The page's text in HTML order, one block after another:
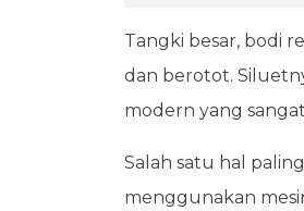
Tangki besar, bodi
dan berotot.
modern yang
Salah satu hal
menggunakan